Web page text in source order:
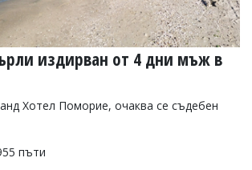
издирван от 4 дни мъж в
Хотел Поморие, очаква се съдебен
пъти